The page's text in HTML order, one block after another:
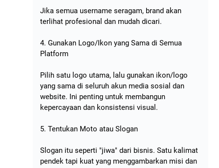
Jika semua username seragam, brand akan
terlihat profesional dan mudah dicari.
4. Gunakan Logo/Ikon yang Sama di Semua
Platform
Pilih satu logo utama, lalu gunakan ikon/logo
yang sama di seluruh akun media sosial dan
website. Ini penting untuk membangun
kepercayaan dan konsistensi visual.
5. Tentukan Moto atau Slogan
Slogan itu seperti "jiwa" dari bisnis. Satu kalimat
pendek tapi kuat yang menggambarkan misi dan